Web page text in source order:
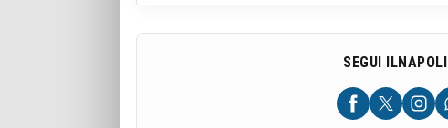
SEGUI